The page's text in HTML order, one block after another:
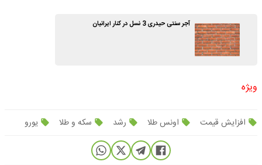
آجر سنتی حیدری 3 نسل در کنار ایرانیان
ویژه
افزایش قیمت اونس طلا رشد سکه و طلا یورو